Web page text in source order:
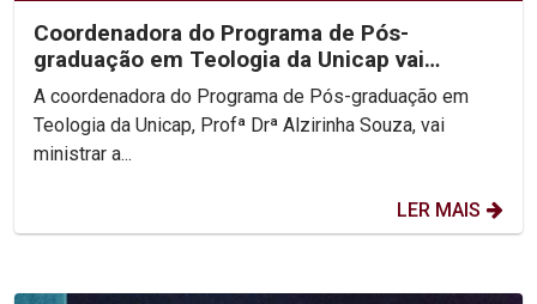
Coordenadora do Programa de Pós-
graduação em Teologia da Unicap vai
lecionar disciplina na...
A coordenadora do Programa de Pós-graduação em
Teologia da Unicap, Profª Drª Alzirinha Souza, vai
ministrar a...
LER MAIS